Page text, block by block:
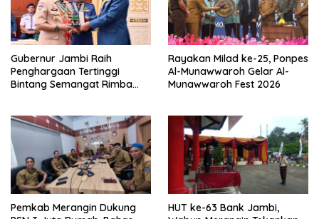
Gubernur Jambi Raih
Penghargaan Tertinggi
Bintang Semangat Rimba
Rayakan Milad ke-25, Ponpes
Al-Munawwaroh Gelar Al-
Munawwaroh Fest 2026
Pemkab Merangin Dukung
HUT ke-63 Bank Jambi,